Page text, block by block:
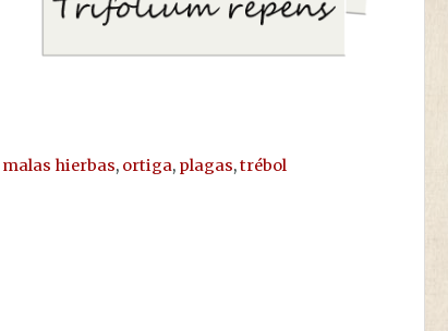
malas hierbas, ortiga, plagas,trébol